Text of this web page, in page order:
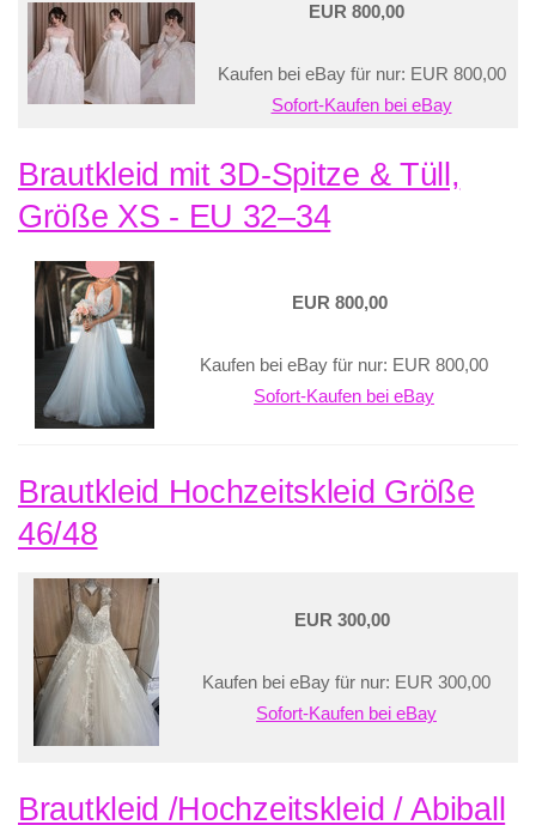
EUR 800,00
Kaufen bei eBay für nur: EUR 800,00
Sofort-Kaufen bei eBay
Brautkleid mit 3D-Spitze & Tüll,
Größe XS - EU 32–34
EUR 800,00
Kaufen bei eBay für nur: EUR 800,00
Sofort-Kaufen bei eBay
Brautkleid Hochzeitskleid Größe
46/48
EUR 300,00
Kaufen bei eBay für nur: EUR 300,00
Sofort-Kaufen bei eBay
Brautkleid /Hochzeitskleid / Abiball